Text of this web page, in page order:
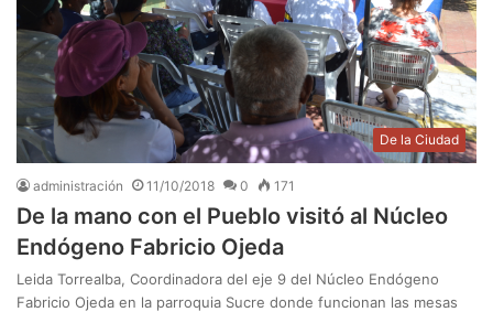
De la Ciudad
administración 11/10/2018 0 171
De la mano con el Pueblo visitó al Núcleo
Endógeno Fabricio Ojeda
Leida Torrealba, Coordinadora del eje 9 del Núcleo Endógeno
Fabricio Ojeda en la parroquia Sucre donde funcionan las mesas